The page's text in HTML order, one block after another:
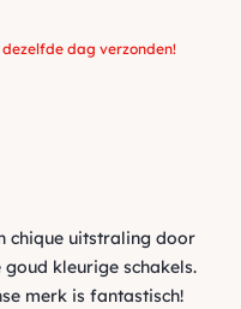
dag verzonden!
chique uitstraling door
kleurige schakels.
merk is fantastisch!